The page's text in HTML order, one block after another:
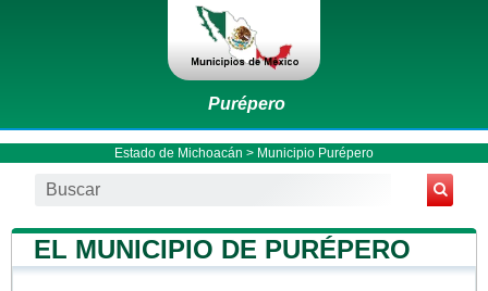
Purépero
Estado de Michoacán > Municipio Purépero
EL MUNICIPIO DE PURÉPERO